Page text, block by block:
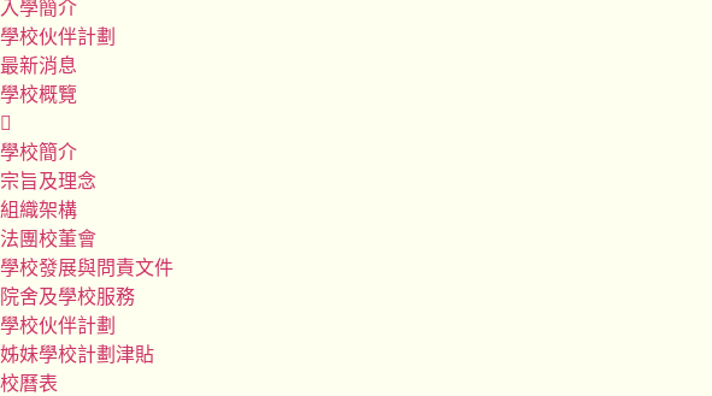
入學簡介
學校伙伴計劃
最新消息
學校概覽
學校簡介
宗旨及理念
組織架構
法團校董會
學校發展與問責文件
院舍及學校服務
學校伙伴計劃
姊妹學校計劃津貼
校曆表